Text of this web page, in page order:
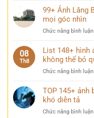
99+ Ảnh Lăng
mọi góc nhìn
Chức năng bình
08
Th8
List 148+ hình
không thể bỏ
Chức năng bình
TOP 145+ ảnh
khó diễn tả
Chức năng bình